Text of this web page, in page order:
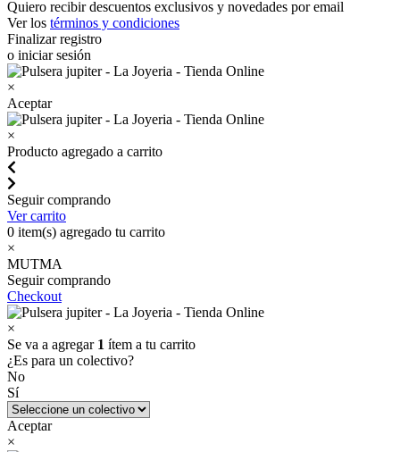
Quiero recibir descuentos exclusivos y novedades por email
Ver los términos y condiciones
Finalizar registro
o iniciar sesión
×
Aceptar
×
Producto agregado a carrito
Seguir comprando
Ver carrito
0 item(s) agregado tu carrito
×
MUTMA
Seguir comprando
Checkout
×
Se va a agregar 1 ítem a tu carrito
¿Es para un colectivo?
No
Sí
Aceptar
×